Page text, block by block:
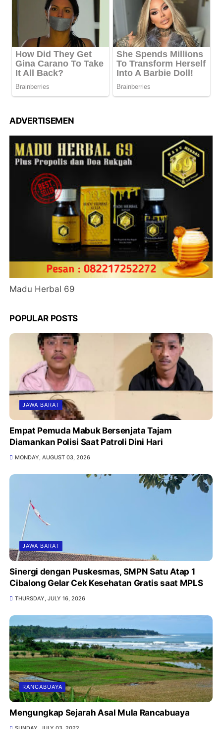
ADVERTISEMEN
Madu Herbal 69
POPULAR POSTS
JAWA BARAT
Empat Pemuda Mabuk Bersenjata Tajam
Diamankan Polisi Saat Patroli Dini Hari
MONDAY, AUGUST 03, 2026
JAWA BARAT
Sinergi dengan Puskesmas, SMPN Satu Atap 1
Cibalong Gelar Cek Kesehatan Gratis saat MPLS
THURSDAY, JULY 16, 2026
RANCABUAYA
Mengungkap Sejarah Asal Mula Rancabuaya